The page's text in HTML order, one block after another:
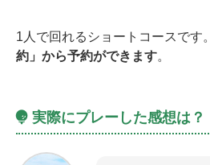
1人で回れるショートコースです。
約」から予約ができます。
実際にプレーした感想は？